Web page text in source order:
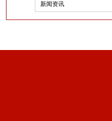
新闻资讯